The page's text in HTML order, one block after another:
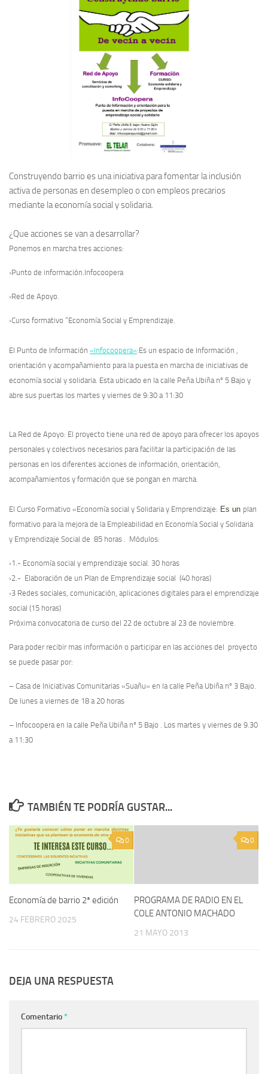
Construyendo barrio es una iniciativa para fomentar la inclusión
activa de personas en desempleo o con empleos precarios
mediante la economía social y solidaria.
¿Que acciones se van a desarrollar?
Ponemos en marcha tres acciones:
›Punto de información.Infocoopera
›Red de Apoyo.
›Curso formativo “Economía Social y Emprendizaje.
El Punto de Información «Infocoopera»:Es un espacio de Información ,
orientación y acompañamiento para la puesta en marcha de iniciativas de
economía social y solidaria. Esta ubicado en la calle Peña Ubiña nº 5 Bajo y
abre sus puertas los martes y viernes de 9:30 a 11:30
La Red de Apoyo: El proyecto tiene una red de apoyo para ofrecer los apoyos
personales y colectivos necesarios para facilitar la participación de las
personas en los diferentes acciones de información, orientación,
acompañamientos y formación que se pongan en marcha.
El Curso Formativo «Economía social y Solidaria y Emprendizaje: Es un plan
formativo para la mejora de la Empleabilidad en Economía Social y Solidaria
y Emprendizaje Social de 85 horas . Módulos:
›1.- Economía social y emprendizaje social. 30 horas
›2.- Elaboración de un Plan de Emprendizaje social (40 horas)
›3 Redes sociales, comunicación, aplicaciones digitales para el emprendizaje
social (15 horas)
Próxima convocatoria de curso del 22 de octubre al 23 de noviembre.
Para poder recibir mas información o participar en las acciones del proyecto
se puede pasar por:
– Casa de Iniciativas Comunitarias «Suañu» en la calle Peña Ubiña nº 3 Bajo.
De lunes a viernes de 18 a 20 horas
– Infocooperaen la calle Peña Ubiña nº 5 Bajo . Los martes y viernes de 9.30
a 11:30
TAMBIÉN TE PODRÍA GUSTAR...
0
Economía de barrio 2ª edición
24 FEBRERO 2025
0
PROGRAMA DE RADIO EN EL
COLE ANTONIO MACHADO
21 MAYO 2013
DEJA UNA RESPUESTA
Comentario*